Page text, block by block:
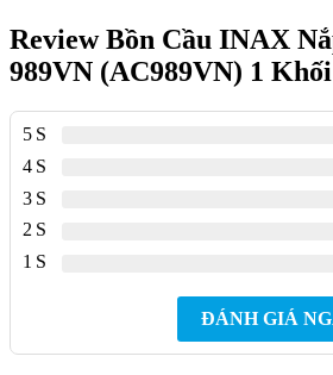
Review Bồn Cầu INAX
989VN (AC989VN) 1 Khối
5
4
3
2
1
ĐÁNH GIÁ